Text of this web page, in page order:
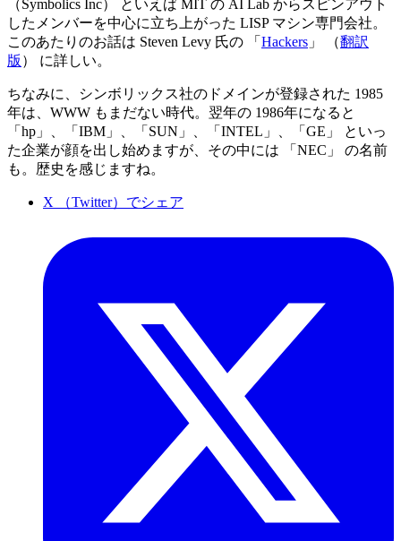
（Symbolics Inc） といえば MIT の AI Lab からスピンアウト
したメンバーを中心に立ち上がった LISP マシン専門会社。
このあたりのお話は Steven Levy 氏の 「 Hackers 」 （翻訳
版 ） に詳しい。
ちなみに、シンボリックス社のドメインが登録された 1985
年は、WWW もまだない時代。翌年の 1986年になると
「hp」、「IBM」、「SUN」、「INTEL」、「GE」 といっ
た企業が顔を出し始めますが、その中には 「NEC」 の名前
も。歴史を感じますね。
X （Twitter）でシェア